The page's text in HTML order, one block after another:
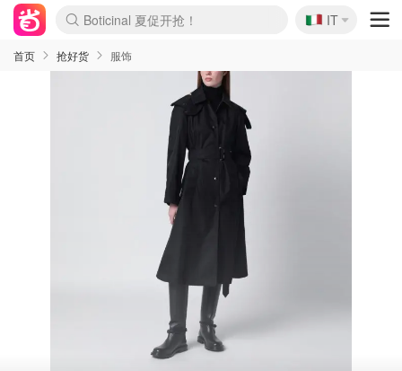
Boticinal 夏促开抢！
4折！lulu周四疯狂上新
速领！Stanley独家85折
Zalando 奥莱闪促！每日更新
🇮🇹
IT
首页 抢好货 服饰